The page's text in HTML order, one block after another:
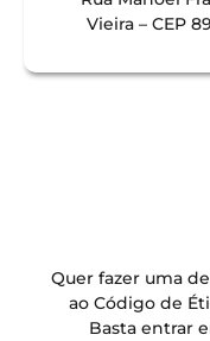
Vieira – CEP
Quer fazer uma
ao Código de
Basta entrar